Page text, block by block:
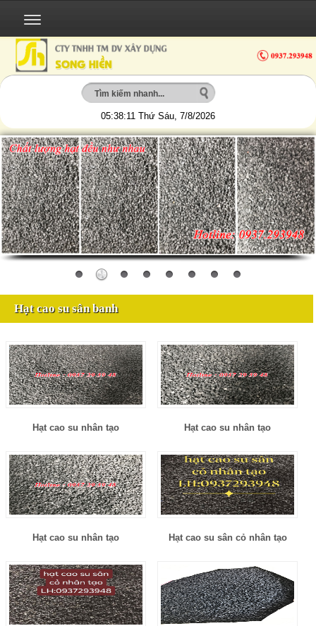
05:38:12Thứ Sáu, 7/8/2026
Hạt cao su sân banh
Hạt cao su nhân tạo Hạt cao su nhân tạo
Hạt cao su nhân tạo Hạt cao su sân cỏ nhân tạo